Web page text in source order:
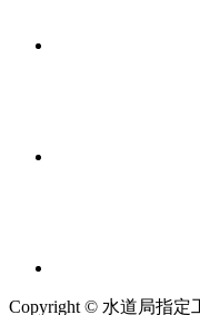
Copyright © 水道局指定